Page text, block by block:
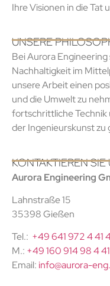
Ihre Visionen in die Tat
UNSERE
Bei Aurora
Nachhaltigkeit im
unsere Arbeit einen
und die Umwelt zu
fortschrittliche Technik
der Ingenieurskunst zu
KONTAKTIEREN SIE
Aurora Engineering
Lahnstraße 15
35398 Gießen
Tel.: +49 641 972 4 41
M.: +49 160 914 98 4 41
Email: info@aurora-